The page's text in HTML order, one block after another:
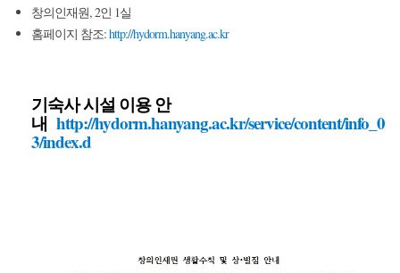
창의인재원, 2인 1실
홈페이지 참조:http://hydorm.hanyang.ac.kr
기숙사 시설 이용 안
내 http://hydorm.hanyang.ac.kr/service/content/info_0
3/index.d